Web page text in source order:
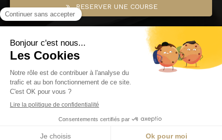
RESERVER UNE COURSE
COURSE IMMEDIATE
RESERVATION PAR TELEPHONE
Création et référencement du site par